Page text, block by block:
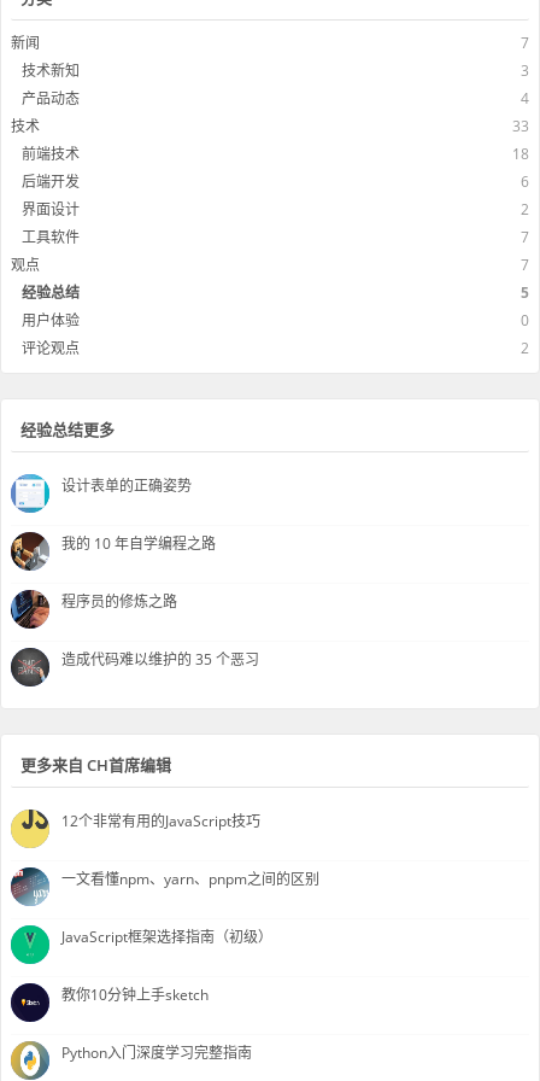
新闻
7
技术新知
3
产品动态
4
技术
33
前端技术
18
后端开发
6
界面设计
2
工具软件
7
观点
7
经验总结
5
用户体验
0
评论观点
2
经验总结更多
设计表单的正确姿势
我的 10 年自学编程之路
程序员的修炼之路
造成代码难以维护的 35 个恶习
更多来自 CH首席编辑
12个非常有用的JavaScript技巧
一文看懂npm、yarn、pnpm之间的区别
JavaScript框架选择指南（初级）
教你10分钟上手sketch
Python入门深度学习完整指南